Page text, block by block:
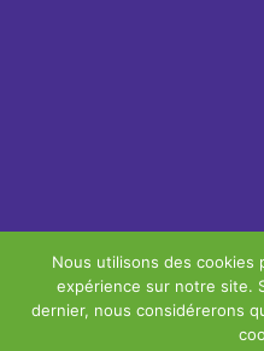
Hypnose
Tous
Privium - Services pour
Nous utilisons des cookies
expérience sur notre site.
dernier, nous considérerons